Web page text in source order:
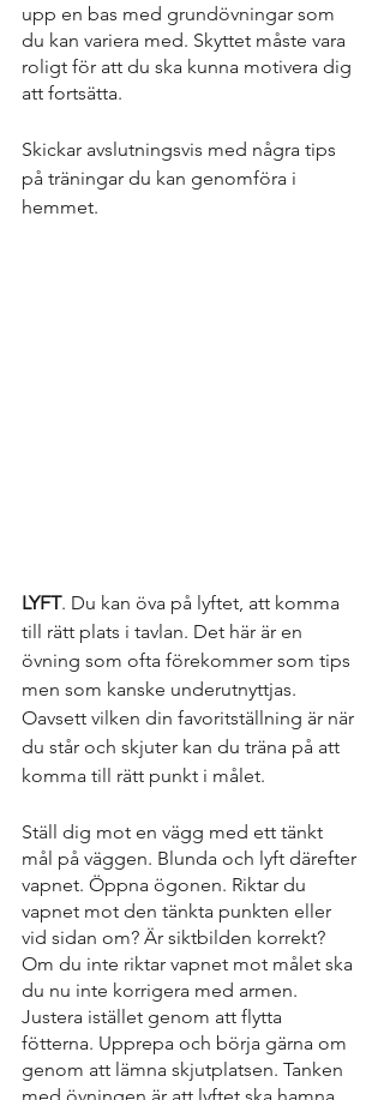
upp en bas med grundövningar som
du kan variera med. Skyttet måste vara
roligt för att du ska kunna motivera dig
att fortsätta.
Skickar avslutningsvis med några tips
på träningar du kan genomföra i
hemmet.
LYFT. Du kan öva på lyftet, att komma
till rätt plats i tavlan. Det här är en
övning som ofta förekommer som tips
men som kanske underutnyttjas.
Oavsett vilken din favoritställning är när
du står och skjuter kan du träna på att
komma till rätt punkt i målet.
Ställ dig mot en vägg med ett tänkt
mål på väggen. Blunda och lyft därefter
vapnet. Öppna ögonen. Riktar du
vapnet mot den tänkta punkten eller
vid sidan om? Är siktbilden korrekt?
Om du inte riktar vapnet mot målet ska
du nu inte korrigera med armen.
Justera istället genom att flytta
fötterna. Upprepa och börja gärna om
genom att lämna skjutplatsen. Tanken